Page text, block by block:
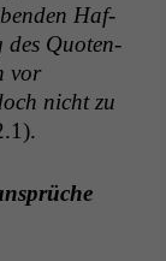
Haf­
des Quoten­
vor
nicht zu